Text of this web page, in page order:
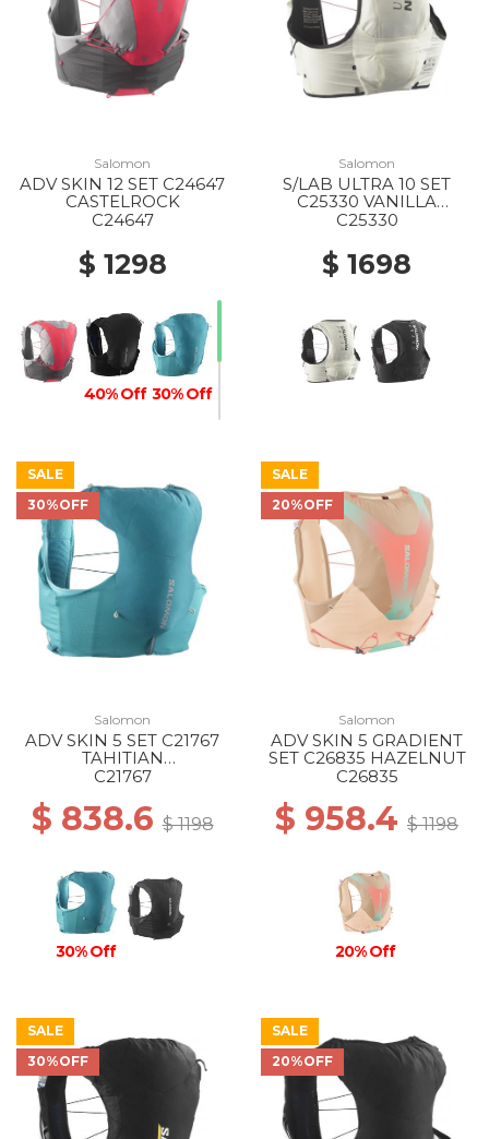
Salomon
ADV SKIN 12 SET C24647
CASTELROCK
C24647
$ 1298
40% Off 30% Off
20% Off 30% Off
Salomon
S/LAB ULTRA 10 SET
C25330 VANILLA
ICE/BLACK
C25330
$ 1698
SALE
30%OFF
Salomon
ADV SKIN 5 SET C21767
TAHITIAN
TIDE/PEACOCK BL
C21767
$ 838.6$ 1198
30% Off
SALE
20%OFF
Salomon
ADV SKIN 5 GRADIENT
SET C26835 HAZELNUT
C26835
$ 958.4 $ 1198
20% Off
SALE
30%OFF
SALE
20%OFF